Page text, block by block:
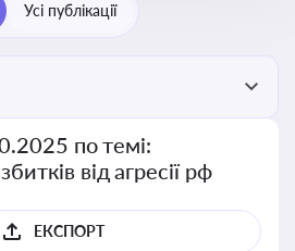
Усі публікації
по темі:
від агресії рф
ЕКСПОРТ